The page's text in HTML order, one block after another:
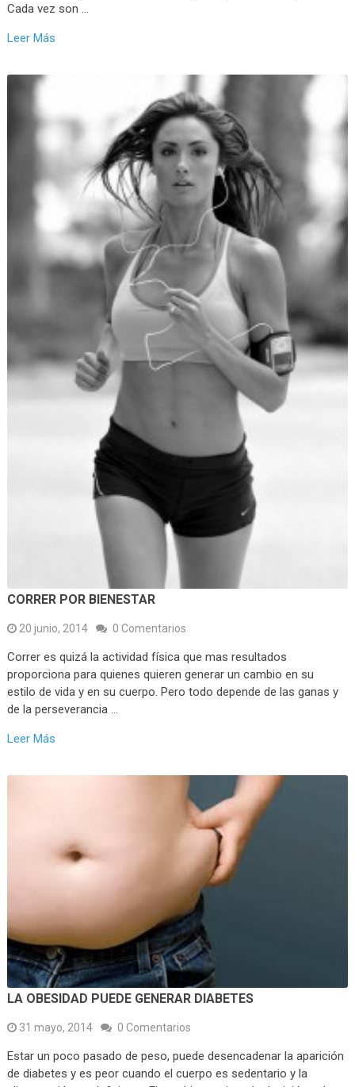
Cada vez son …
Leer Más
CORRER POR BIENESTAR
20 junio, 2014 0 Comentarios
Correr es quizá la actividad física que mas resultados
proporciona para quienes quieren generar un cambio en su
estilo de vida y en su cuerpo. Pero todo depende de las ganas y
de la perseverancia …
Leer Más
LA OBESIDAD PUEDE GENERAR DIABETES
31 mayo, 2014 0 Comentarios
Estar un poco pasado de peso, puede desencadenar la aparición
de diabetes y es peor cuando el cuerpo es sedentario y la